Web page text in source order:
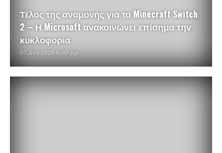
Τέλος της αναμονής για το Minecraft Switch
2 – Η Microsoft ανακοινώνει επίσημα την
κυκλοφορία
07 Αυγ 2026 6:00 μμ